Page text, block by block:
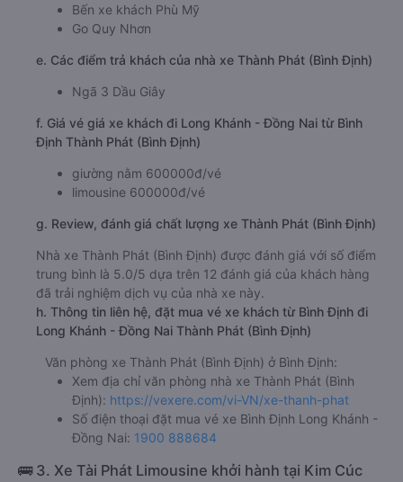
Bến xe khách Phù Mỹ
Go Quy Nhơn
e. Các điểm trả khách của nhà xe Thành Phát (Bình Định)
Ngã 3 Dầu Giây
f. Giá vé giá xe khách đi Long Khánh - Đồng Nai từ Bình
Định Thành Phát (Bình Định)
giường nằm 600000đ/vé
limousine 600000đ/vé
g. Review, đánh giá chất lượng xe Thành Phát (Bình Định)
Nhà xe Thành Phát (Bình Định) được đánh giá với số điểm
trung bình là 5.0/5 dựa trên 12 đánh giá của khách hàng
đã trải nghiệm dịch vụ của nhà xe này.
h. Thông tin liên hệ, đặt mua vé xe khách từ Bình Định đi
Long Khánh - Đồng Nai Thành Phát (Bình Định)
Văn phòng xe Thành Phát (Bình Định) ở Bình Định:
Xem địa chỉ văn phòng nhà xe Thành Phát (Bình
Định): https://vexere.com/vi-VN/xe-thanh-phat
Số điện thoại đặt mua vé xe Bình Định Long Khánh -
Đồng Nai: 1900 888684
🚌 3. Xe Tài Phát Limousine khởi hành tại Kim Cúc